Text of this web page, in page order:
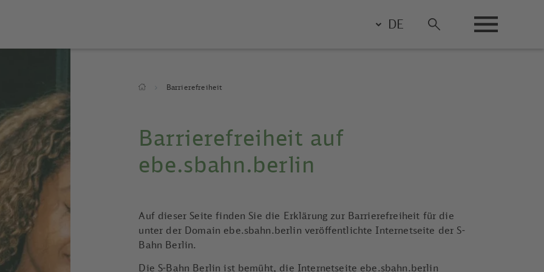
DE
Breadcrumb
Barrierefreiheit
Barrierefreiheit auf
ebe.sbahn.berlin
Auf dieser Seite finden Sie die Erklärung zur Barrierefreiheit für die
unter der Domain ebe.sbahn.berlin veröffentlichte Internetseite der S-
Bahn Berlin.
Die S-Bahn Berlin ist bemüht, die Internetseite ebe.sbahn.berlin